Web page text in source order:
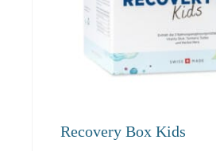
Recovery Box Kids